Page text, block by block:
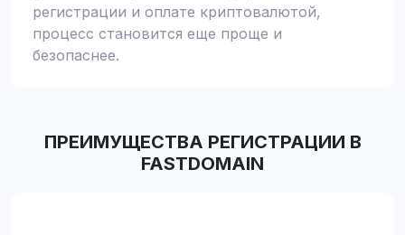
регистрации и оплате криптовалютой,
процесс становится еще проще и
безопаснее.
ПРЕИМУЩЕСТВА РЕГИСТРАЦИИ В
FASTDOMAIN